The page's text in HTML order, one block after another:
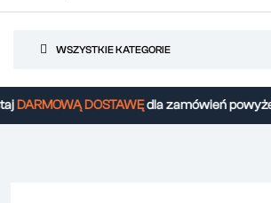
WSZYSTKIE KATEGORIE
DOSTAWĘdla zamówień powyżej